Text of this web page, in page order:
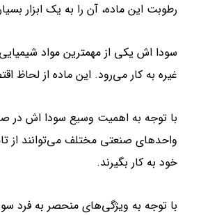
رطوبت این ماده، آن را به یک ابزار
سودا اش یکی از مهمترین مواد
غیره به کار می‌رود. این ماده از لحاظ
با توجه به اهمیت وسیع سودا اش در
واحدهای صنعتی مختلف می‌توانند از
خود به کار بگیرند.
با توجه به ویژگی‌های منحصر به فرد